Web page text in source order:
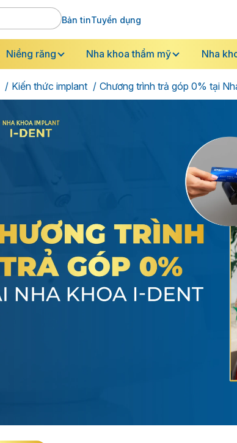
Bản tinTuyển dụng
Niềng răng Nha khoa thẩm mỹ Nha
Kiến thức implant Chương trình trả góp 0% tại